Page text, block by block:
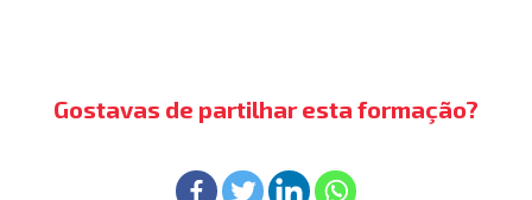
Gostavas de partilhar esta formação?